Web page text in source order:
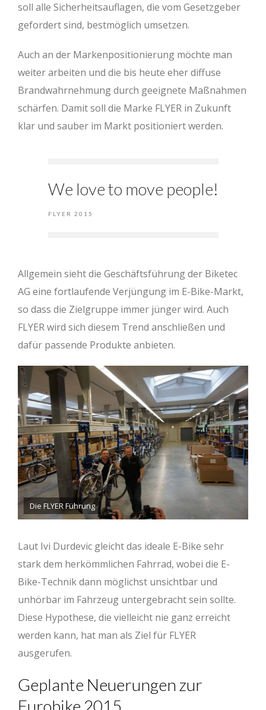
soll alle Sicherheitsauflagen, die vom Gesetzgeber
gefordert sind, bestmöglich umsetzen.
Auch an der Markenpositionierung möchte man
weiter arbeiten und die bis heute eher diffuse
Brandwahrnehmung durch geeignete Maßnahmen
schärfen. Damit soll die Marke FLYER in Zukunft
klar und sauber im Markt positioniert werden.
We love to move people!
FLYER 2015
Allgemein sieht die Geschäftsführung der Biketec
AG eine fortlaufende Verjüngung im E-Bike-Markt,
so dass die Zielgruppe immer jünger wird. Auch
FLYER wird sich diesem Trend anschließen und
dafür passende Produkte anbieten.
Die FLYER Führung
Laut Ivi Durdevic gleicht das ideale E-Bike sehr
stark dem herkömmlichen Fahrrad, wobei die E-
Bike-Technik dann möglichst unsichtbar und
unhörbar im Fahrzeug untergebracht sein sollte.
Diese Hypothese, die vielleicht nie ganz erreicht
werden kann, hat man als Ziel für FLYER
ausgerufen.
Geplante Neuerungen zur
Eurobike 2015